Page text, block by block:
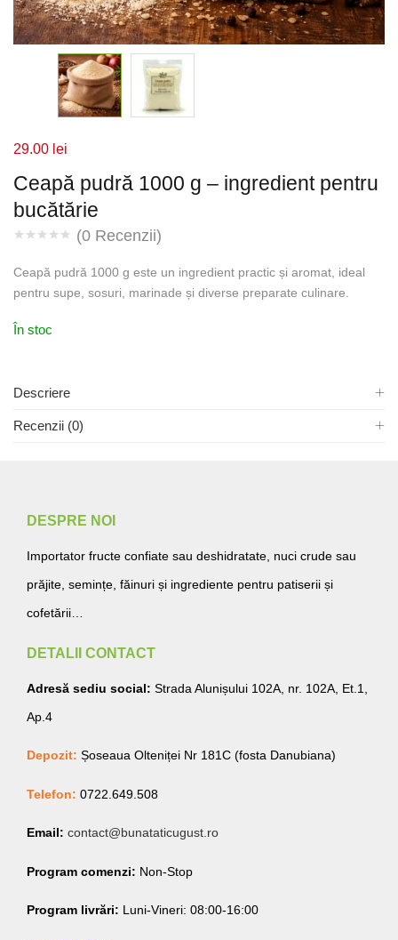
Ceapă pudră 1000 g – ingredient pentru
bucătărie
(0 Recenzii)
29.00 lei
Ceapă pudră 1000 g este un ingredient practic și aromat, ideal
pentru supe, sosuri, marinade și diverse preparate culinare.
În stoc
Descriere
Recenzii (0)
DESPRE NOI
Importator fructe confiate sau deshidratate, nuci crude sau
prăjite, semințe, făinuri și ingrediente pentru patiserii și
cofetării…
DETALII CONTACT
Adresă sediu social: Strada Alunișului 102A, nr. 102A, Et.1,
Ap.4
Depozit: Șoseaua Olteniței Nr 181C (fosta Danubiana)
Telefon: 0722.649.508
Email: contact@bunataticugust.ro
Program comenzi: Non-Stop
Program livrări: Luni-Vineri: 08:00-16:00